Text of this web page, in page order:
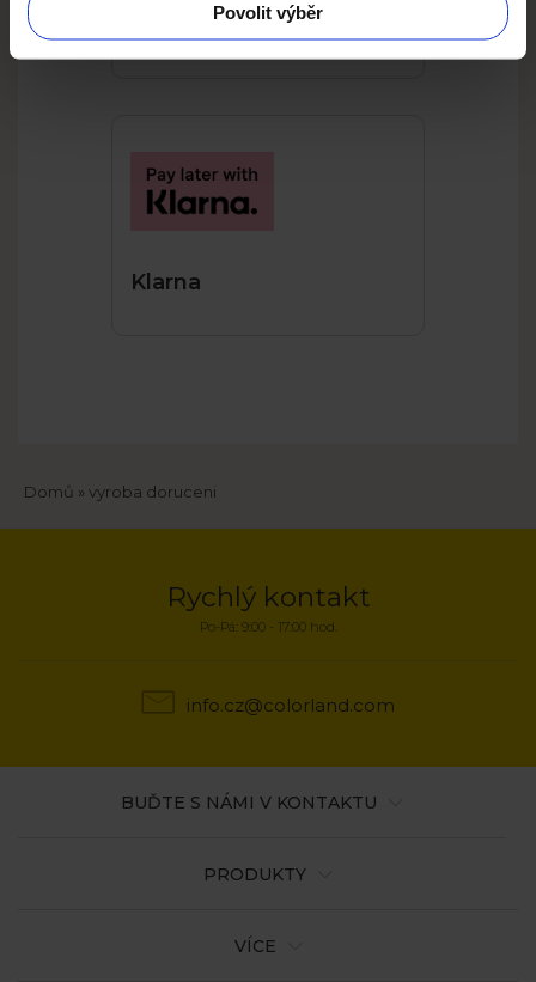
Povolit výběr
Apple Pay
Klarna
Drobečková
Domů vyroba doruceni
Rychlý kontakt
Po-Pá: 9:00 - 17:00 hod.
info.cz@colorland.com
PRODUKTY
VÍCE
BUĎTE S NÁMI V KONTAKTU